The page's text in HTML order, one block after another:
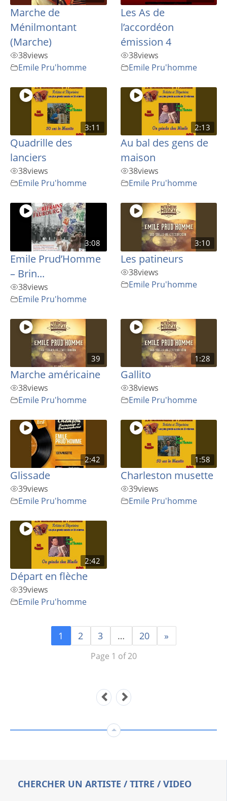
Marche de
Ménilmontant
(Marche)
38views
Emile Pru'homme
Les As de
l’accordéon
émission 4
38views
Emile Pru'homme
3:11
Quadrille des
lanciers
38views
Emile Pru'homme
2:13
Au bal des gens de
maison
38views
Emile Pru'homme
3:08
Emile Prud’Homme
– Brin...
38views
Emile Pru'homme
3:10
Les patineurs
38views
Emile Pru'homme
39
Marche américaine
38views
Emile Pru'homme
1:28
Gallito
38views
Emile Pru'homme
2:42
Glissade
39views
Emile Pru'homme
1:58
Charleston musette
39views
Emile Pru'homme
2:42
Départ en flèche
39views
Emile Pru'homme
1 2 3 … 20 »
Page 1 of 20
CHERCHER UN ARTISTE / TITRE / VIDEO